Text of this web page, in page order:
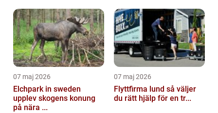
07 maj 2026
Elchpark in sweden
upplev skogens konung
på nära ...
07 maj 2026
Flyttfirma lund så väljer
du rätt hjälp för en tr...